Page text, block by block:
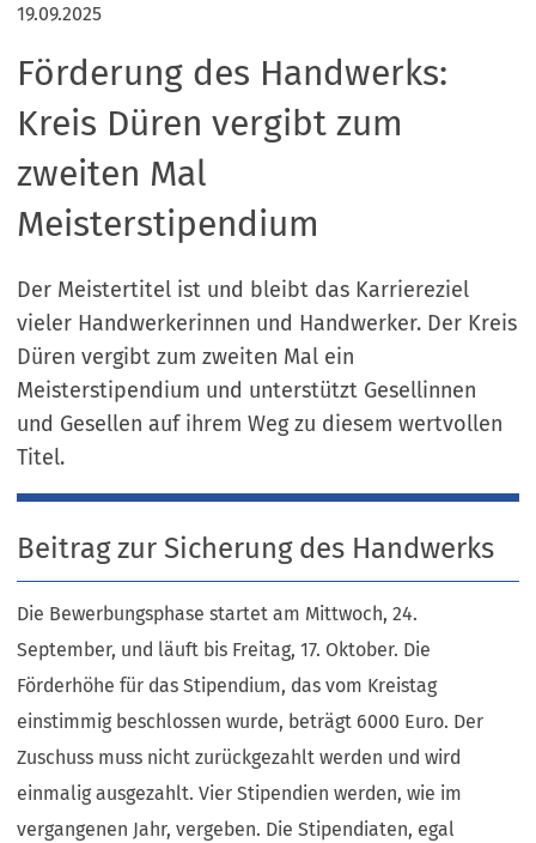
19.09.2025
Förderung des Handwerks:
Kreis Düren vergibt zum
zweiten Mal
Meisterstipendium
Der Meistertitel ist und bleibt das Karriereziel
vieler Handwerkerinnen und Handwerker. Der Kreis
Düren vergibt zum zweiten Mal ein
Meisterstipendium und unterstützt Gesellinnen
und Gesellen auf ihrem Weg zu diesem wertvollen
Titel.
Beitrag zur Sicherung des Handwerks
Die Bewerbungsphase startet am Mittwoch, 24.
September, und läuft bis Freitag, 17. Oktober. Die
Förderhöhe für das Stipendium, das vom Kreistag
einstimmig beschlossen wurde, beträgt 6000 Euro. Der
Zuschuss muss nicht zurückgezahlt werden und wird
einmalig ausgezahlt. Vier Stipendien werden, wie im
vergangenen Jahr, vergeben. Die Stipendiaten, egal